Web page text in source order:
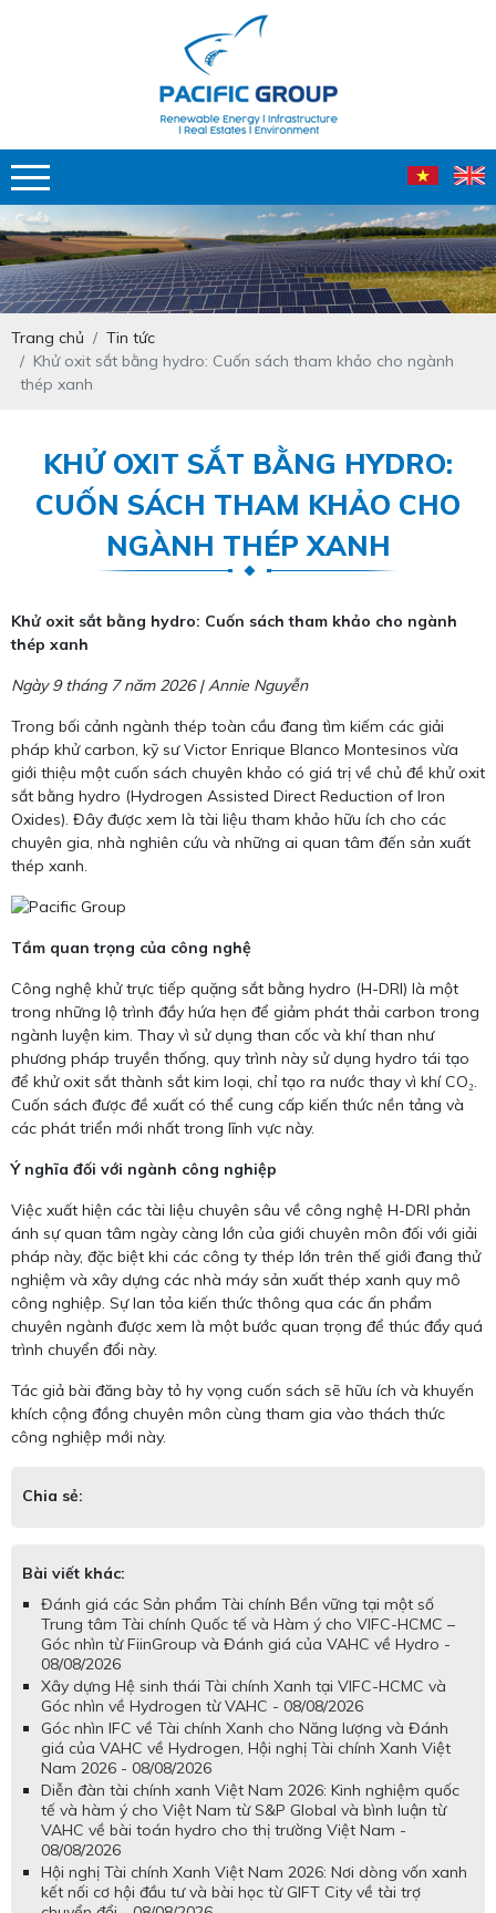
Trang chủ
Tin tức
Khử oxit sắt bằng hydro: Cuốn sách tham khảo cho ngành
thép xanh
KHỬ OXIT SẮT BẰNG HYDRO:
CUỐN SÁCH THAM KHẢO CHO
NGÀNH THÉP XANH
Khử oxit sắt bằng hydro: Cuốn sách tham khảo cho ngành
thép xanh
Ngày 9 tháng 7 năm 2026 | Annie Nguyễn
Trong bối cảnh ngành thép toàn cầu đang tìm kiếm các giải
pháp khử carbon, kỹ sư Victor Enrique Blanco Montesinos vừa
giới thiệu một cuốn sách chuyên khảo có giá trị về chủ đề khử oxit
sắt bằng hydro (Hydrogen Assisted Direct Reduction of Iron
Oxides). Đây được xem là tài liệu tham khảo hữu ích cho các
chuyên gia, nhà nghiên cứu và những ai quan tâm đến sản xuất
thép xanh.
Tầm quan trọng của công nghệ
Công nghệ khử trực tiếp quặng sắt bằng hydro (H-DRI) là một
trong những lộ trình đầy hứa hẹn để giảm phát thải carbon trong
ngành luyện kim. Thay vì sử dụng than cốc và khí than như
phương pháp truyền thống, quy trình này sử dụng hydro tái tạo
để khử oxit sắt thành sắt kim loại, chỉ tạo ra nước thay vì khí CO₂.
Cuốn sách được đề xuất có thể cung cấp kiến thức nền tảng và
các phát triển mới nhất trong lĩnh vực này.
Ý nghĩa đối với ngành công nghiệp
Việc xuất hiện các tài liệu chuyên sâu về công nghệ H-DRI phản
ánh sự quan tâm ngày càng lớn của giới chuyên môn đối với giải
pháp này, đặc biệt khi các công ty thép lớn trên thế giới đang thử
nghiệm và xây dựng các nhà máy sản xuất thép xanh quy mô
công nghiệp. Sự lan tỏa kiến thức thông qua các ấn phẩm
chuyên ngành được xem là một bước quan trọng để thúc đẩy quá
trình chuyển đổi này.
Tác giả bài đăng bày tỏ hy vọng cuốn sách sẽ hữu ích và khuyến
khích cộng đồng chuyên môn cùng tham gia vào thách thức
công nghiệp mới này.
Chia sẻ:
Bài viết khác:
Đánh giá các Sản phẩm Tài chính Bền vững tại một số
Trung tâm Tài chính Quốc tế và Hàm ý cho VIFC-HCMC –
Góc nhìn từ FiinGroup và Đánh giá của VAHC về Hydro -
08/08/2026
Xây dựng Hệ sinh thái Tài chính Xanh tại VIFC-HCMC và
Góc nhìn về Hydrogen từ VAHC - 08/08/2026
Góc nhìn IFC về Tài chính Xanh cho Năng lượng và Đánh
giá của VAHC về Hydrogen, Hội nghị Tài chính Xanh Việt
Nam 2026 - 08/08/2026
Diễn đàn tài chính xanh Việt Nam 2026: Kinh nghiệm quốc
tế và hàm ý cho Việt Nam từ S&P Global và bình luận từ
VAHC về bài toán hydro cho thị trường Việt Nam -
08/08/2026
Hội nghị Tài chính Xanh Việt Nam 2026: Nơi dòng vốn xanh
kết nối cơ hội đầu tư và bài học từ GIFT City về tài trợ